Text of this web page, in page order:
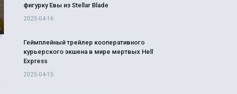
фигурку Евы из Stellar Blade
2025-04-16
Геймплейный трейлер кооперативного
курьерского экшена в мире мертвых Hell
Express
2025-04-15